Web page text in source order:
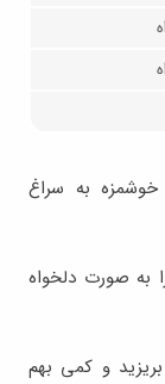
خوشمزه به سراغ
به صورت دلخواه
و کمی بهم